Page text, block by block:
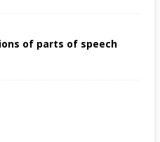
of parts of speech